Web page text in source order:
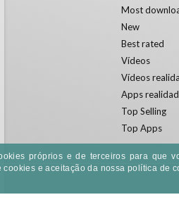
Most
New
Best rated
Vídeos
Vídeos
Apps
Top Selling
Top Apps
próprios e de terceiros para que
cookies e aceitação da nossa política de